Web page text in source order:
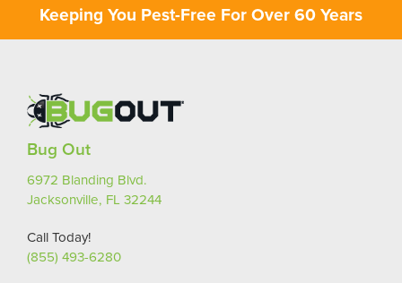
Keeping You Pest-Free For Over 60 Years
Bug Out
6972 Blanding Blvd.
Jacksonville, FL 32244
Call Today!
(855) 493-6280